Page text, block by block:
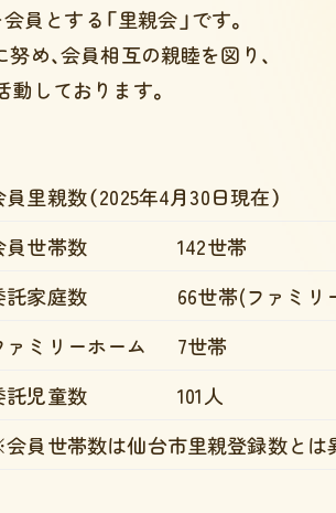
員とする「里親会」です。
め、会員相互の親睦を図り、
動しております。
員里親数（2025年4月30日現在）
員世帯数
142世帯
託家庭数
66世帯(ファミリ
ァミリーホーム
7世帯
託児童数
101人
員世帯数は仙台市里親登録数とは